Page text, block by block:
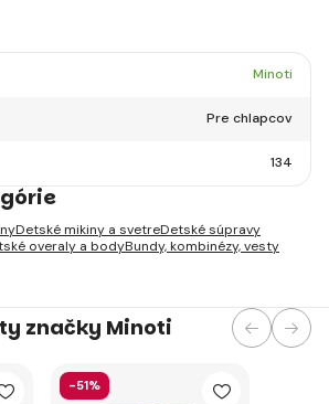
Minoti
Pre chlapcov
134
Detské mikiny a svetreDetské súpravy
overaly a bodyBundy, kombinézy, vesty
značky Minoti
-51%